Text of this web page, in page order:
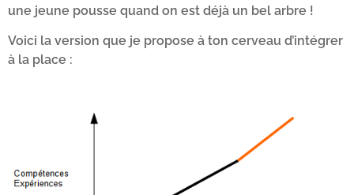
une jeune pousse quand on est déjà un bel arbre !
Voici la version que je propose à ton cerveau d’intégrer
à la place :